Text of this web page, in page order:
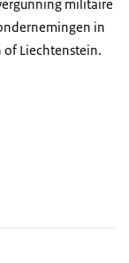
militaire
in
of Liechtenstein.